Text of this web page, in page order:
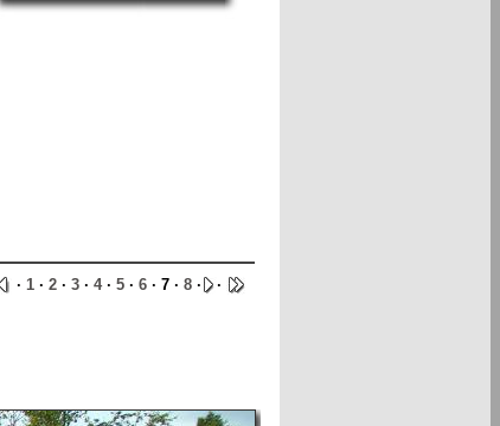
· 1 · 2 · 3 · 4· 5 · 6 · 7 · 8 · ·